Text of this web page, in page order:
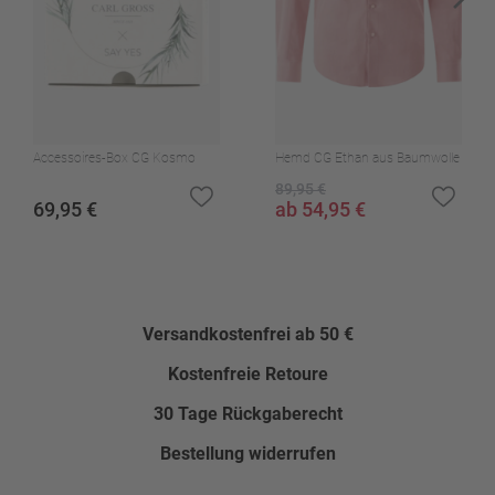
Nein
Accessoires-Box CG Kosmo
69,95 €
Hemd CG Ethan aus Baumwolle
89,95 €
ab 54,95 €
Versandkostenfrei ab 50 €
Kostenfreie Retoure
30 Tage Rückgaberecht
Bestellung widerrufen